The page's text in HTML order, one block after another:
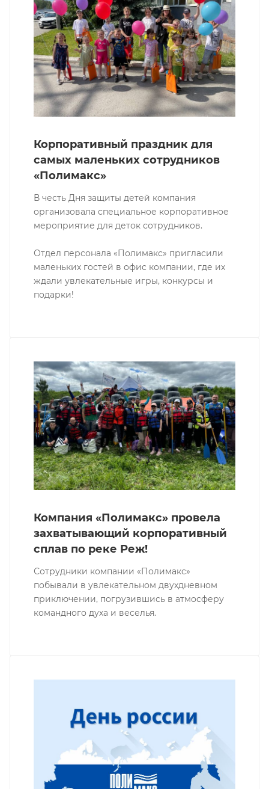
Корпоративный праздник для
самых маленьких сотрудников
«Полимакс»
В честь Дня защиты детей компания
организовала специальное корпоративное
мероприятие для деток сотрудников.
Отдел персонала «Полимакс» пригласили
маленьких гостей в офис компании, где их
ждали увлекательные игры, конкурсы и
подарки!
Компания «Полимакс» провела
захватывающий корпоративный
сплав по реке Реж!
Сотрудники компании «Полимакс»
побывали в увлекательном двухдневном
приключении, погрузившись в атмосферу
командного духа и веселья.